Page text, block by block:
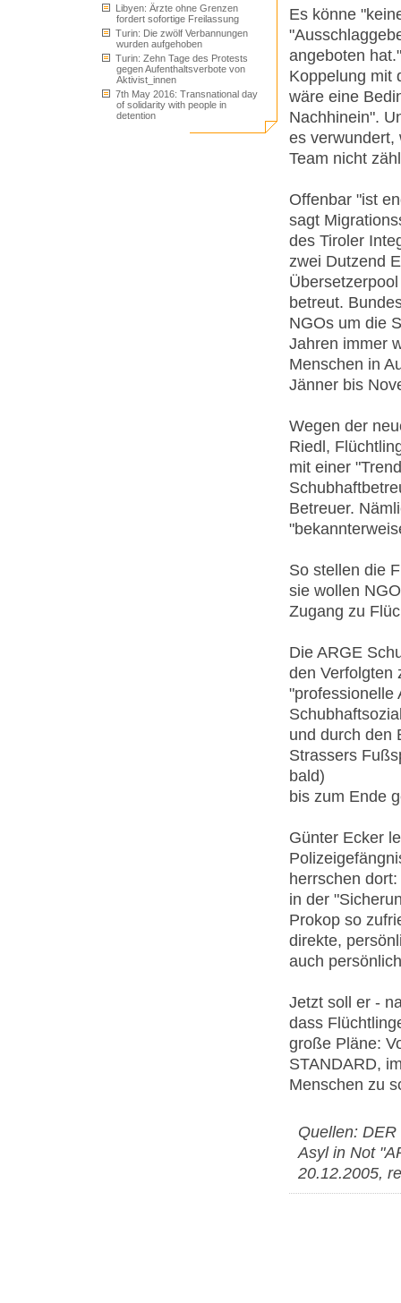
Libyen: Ärzte ohne Grenzen
fordert sofortige Freilassung
Turin: Die zwölf Verbannungen
wurden aufgehoben
Turin: Zehn Tage des Protests
gegen Aufenthaltsverbote von
Aktivist_innen
7th May 2016: Transnational day
of solidarity with people in
detention
Es könne
angeboten
Koppelung mit
wäre eine
Nachhinein".
es verwundert,
Team nicht
Offenbar "ist
sagt
des Tiroler
zwei Dutzend
betreut.
NGOs um die
Jahren immer
Menschen in
Jänner bis
Wegen der
Riedl,
mit einer
Betreuer.
So stellen die
sie wollen
Zugang zu
Die ARGE
den Verfolgten
"professionelle
und durch den
Strassers
bald)
bis zum Ende
Günter Ecker
herrschen
in der
Prokop so
direkte,
auch
Jetzt soll er -
dass
große Pläne:
STANDARD,
Menschen zu
Quellen:
Asyl in Not
20.12.2005,